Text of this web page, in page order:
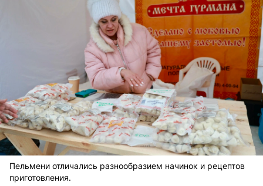
Пельмени отличались разнообразием начинок и рецептов
приготовления.